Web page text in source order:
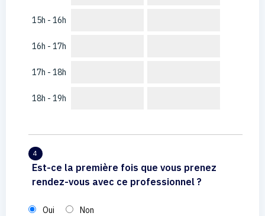
15h - 16h
16h - 17h
17h - 18h
18h - 19h
4
Est-ce la première fois que vous prenez
rendez-vous avec ce professionnel ?
Oui Non